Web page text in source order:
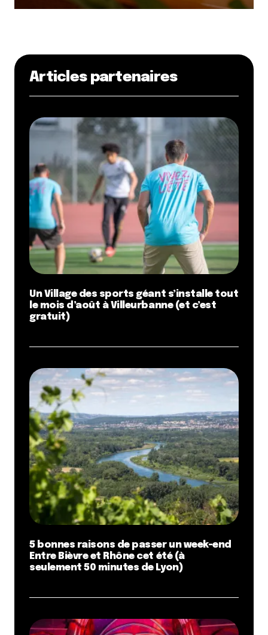
Articles partenaires
Un Village des sports géant s’installe tout
le mois d’août à Villeurbanne (et c’est
gratuit)
5 bonnes raisons de passer un week-end
Entre Bièvre et Rhône cet été (à
seulement 50 minutes de Lyon)